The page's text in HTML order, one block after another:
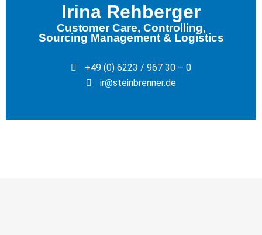
Irina Rehberger
Customer Care, Controlling,
Sourcing Management & Logistics
+49 (0) 6223 / 967 30 – 0
ir@steinbrenner.de